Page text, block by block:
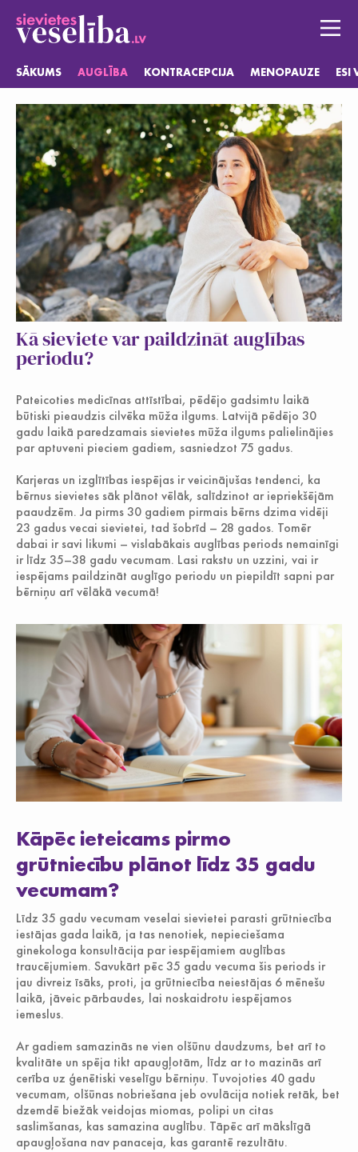
SĀKUMS AUGLĪBA KONTRACEPCIJA MENOPAUZE ESI
Sākums
Auglība
Kontracepcija
Menopauze
Esi vesela
Jautājumi
Kā sieviete var paildzināt auglības
periodu?
Pateicoties medicīnas attīstībai, pēdējo gadsimtu laikā
būtiski pieaudzis cilvēka mūža ilgums. Latvijā pēdējo 30
gadu laikā paredzamais sievietes mūža ilgums palielinājies
par aptuveni pieciem gadiem, sasniedzot 75 gadus.
Karjeras un izglītības iespējas ir veicinājušas tendenci, ka
bērnus sievietes sāk plānot vēlāk, salīdzinot ar iepriekšējām
paaudzēm. Ja pirms 30 gadiem pirmais bērns dzima vidēji
23 gadus vecai sievietei, tad šobrīd – 28 gados. Tomēr
dabai ir savi likumi – vislabākais auglības periods nemainīgi
ir līdz 35–38 gadu vecumam. Lasi rakstu un uzzini, vai ir
iespējams paildzināt auglīgo periodu un piepildīt sapni par
bērniņu arī vēlākā vecumā!
Kāpēc ieteicams pirmo
grūtniecību plānot līdz 35 gadu
vecumam?
Līdz 35 gadu vecumam veselai sievietei parasti grūtniecība
iestājas gada laikā, ja tas nenotiek, nepieciešama
ginekologa konsultācija par iespējamiem auglības
traucējumiem. Savukārt pēc 35 gadu vecuma šis periods ir
jau divreiz īsāks, proti, ja grūtniecība neiestājas 6 mēnešu
laikā, jāveic pārbaudes, lai noskaidrotu iespējamos
iemeslus.
Ar gadiem samazinās ne vien olšūnu daudzums, bet arī to
kvalitāte un spēja tikt apaugļotām, līdz ar to mazinās arī
cerība uz ģenētiski veselīgu bērniņu. Tuvojoties 40 gadu
vecumam, olšūnas nobriešana jeb ovulācija notiek retāk, bet
dzemdē biežāk veidojas miomas, polipi un citas
saslimšanas, kas samazina auglību. Tāpēc arī mākslīgā
apaugļošana nav panaceja, kas garantē rezultātu.